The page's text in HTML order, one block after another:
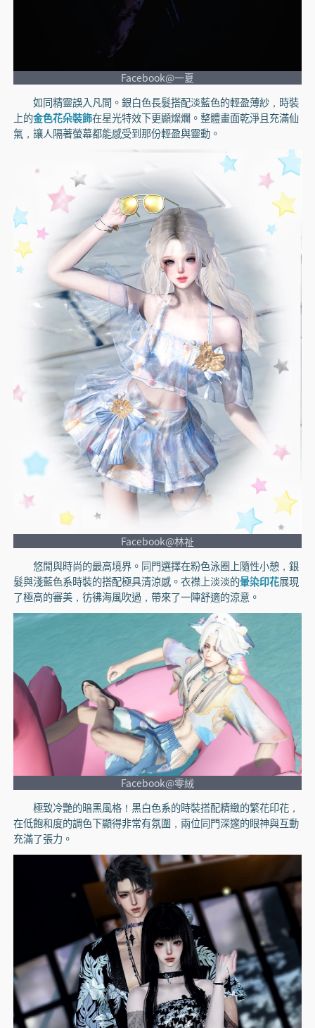
Facebook@一夏
如同精靈誤入凡間。銀白色長髮搭配淡藍色的輕盈薄紗，時裝
上的金色花朵裝飾在星光特效下更顯燦爛。整體畫面乾淨且充滿仙
氣，讓人隔著螢幕都能感受到那份輕盈與靈動。
Facebook@林祉
悠閒與時尚的最高境界。同門選擇在粉色泳圈上隨性小憩，銀
髮與淺藍色系時裝的搭配極具清涼感。衣襟上淡淡的暈染印花展現
了極高的審美，彷彿海風吹過，帶來了一陣舒適的涼意。
Facebook@零絨
極致冷艷的暗黑風格！黑白色系的時裝搭配精緻的繁花印花，
在低飽和度的調色下顯得非常有氛圍，兩位同門深邃的眼神與互動
充滿了張力。